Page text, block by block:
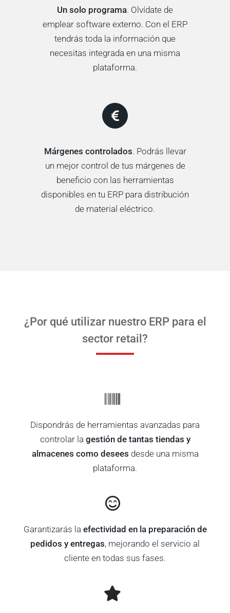
Un solo programa. Olvídate de
emplear software externo. Con el ERP
tendrás toda la información que
necesitas integrada en una misma
plataforma.
Márgenes controlados. Podrás llevar
un mejor control de tus márgenes de
beneficio con las herramientas
disponibles en tu ERP para distribución
de material eléctrico.
¿Por qué utilizar nuestro ERP para el
sector retail?
Dispondrás de herramientas avanzadas para
controlar la gestión de tantas tiendas y
almacenes como desees desde una misma
plataforma.
Garantizarás la efectividad en la preparación de
pedidos y entregas, mejorando el servicio al
cliente en todas sus fases.